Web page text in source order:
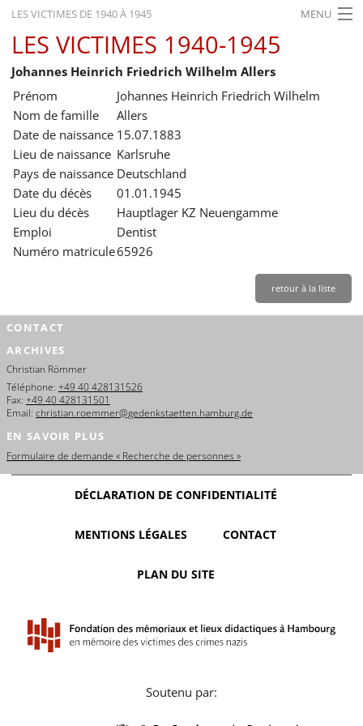
LES VICTIMES DE 1940 À 1945 MENU
ACCUEIL
ACTUALITÉS
EXPOSITIONS
HISTORIQUE
FORMATION
RECHERCHE
SERVICE
LES VICTIMES 1940-1945
Johannes Heinrich Friedrich Wilhelm Allers
Prénom
Johannes Heinrich Friedrich Wilhelm
Nom de famille
Allers
Date de naissance 15.07.1883
Lieu de naissance Karlsruhe
Pays de naissance Deutschland
Date du décès
01.01.1945
Lieu du décès
Hauptlager KZ Neuengamme
Emploi
Dentist
Numéro matricule65926
retour à la liste
CONTACT
ARCHIVES
Christian Römmer
Téléphone: +49 40 428131526
Fax: +49 40 428131501
Email: christian.roemmer@gedenkstaetten.hamburg.de
EN SAVOIR PLUS
Formulaire de demande « Recherche de personnes »
DÉCLARATION DE CONFIDENTIALITÉ
MENTIONS LÉGALES CONTACT
PLAN DU SITE
Soutenu par: